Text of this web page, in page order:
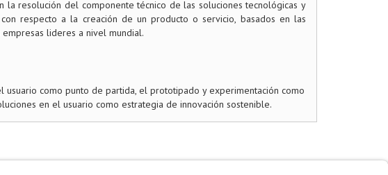
resolución del componente técnico de las soluciones tecnológicas y
respecto a la creación de un producto o servicio, basados en las
lideres a nivel mundial.
como punto de partida, el prototipado y experimentación como
en el usuario como estrategia de innovación sostenible.